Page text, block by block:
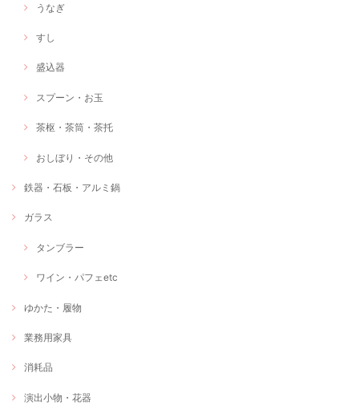
うなぎ
すし
盛込器
スプーン・お玉
茶枢・茶筒・茶托
おしぼり・その他
鉄器・石板・アルミ鍋
ガラス
タンブラー
ワイン・パフェetc
ゆかた・履物
業務用家具
消耗品
演出小物・花器